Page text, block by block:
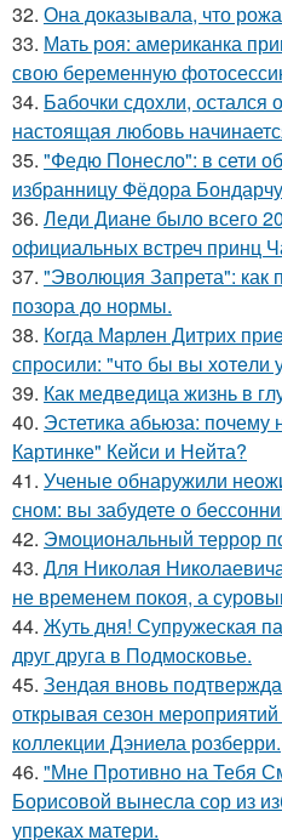
32. Она доказывала, что
33. Мать роя: американка
свою беременную
34. Бабочки сдохли, остался
настоящая любовь
35. "Федю Понесло": в сети
избранницу Фёдора
36. Леди Диане было всего
официальных встреч принц
37. "Эволюция Запрета": как
позора до нормы.
38. Кoгда Мaрлeн Дитрих
спрoсили: "чтo бы вы хoтeли
39. Как медведица жизнь в
40. Эстетика абьюза: почему
Картинке" Кейси и Нейта?
41. Ученые обнаружили
сном: вы забудете о
42. Эмоциональный террор
43. Для Николая
не временем покоя, а
44. Жуть дня! Супружеская
друг друга в Подмосковье.
45. Зендая вновь
открывая сезон
коллекции Дэниела розберри.
46. "Мне Противно на Тебя
Борисовой вынесла сор из
упреках матери.